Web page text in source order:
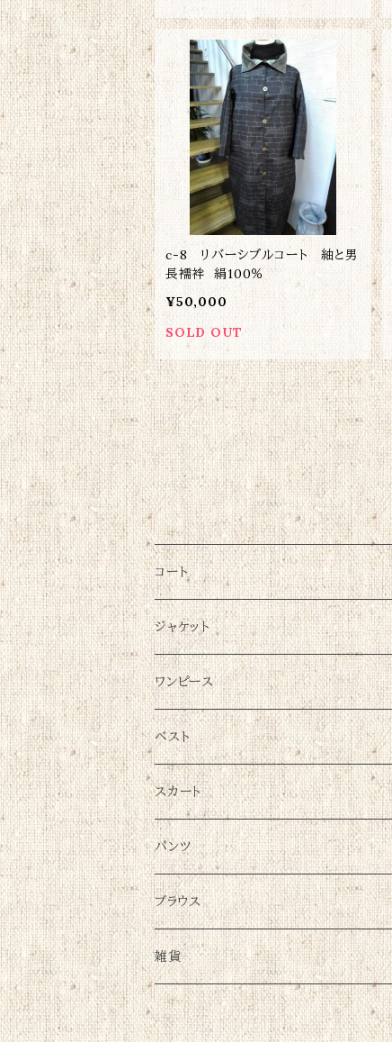
c-8 リバーシブルコート 紬と男
長襦袢 絹100％
¥50,000
SOLD OUT
コート
ジャケット
ワンピース
ベスト
スカート
パンツ
ブラウス
雑貨